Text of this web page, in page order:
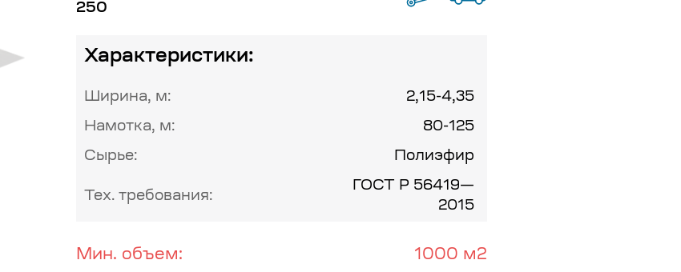
250
Характеристики:
Ширина, м: 2,15-4,35
Намотка, м: 80-125
Сырье: Полиэфир
Тех. требования:
ГОСТ Р 56419—
2015
Мин. объем:
1000 м2